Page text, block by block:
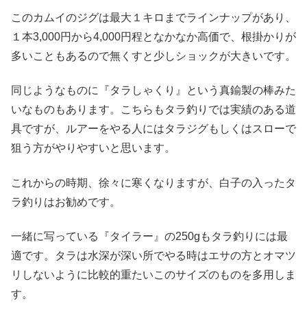
このカムイのジグは最大１キロまでラインナップがあり、
１本3,000円から4,000円程となかなか高価で、根掛かりが
多いこともあるので無くすと少しショックが大きいです。
同じようなものに『タラしゃくり』という真鍮製の棒みた
いなものもあります。こちらもタラ釣りでは実績のある道
具ですが、ルアーをやる人にはタラジグもしくはスローで
狙う方がやりやすいと思います。
これからの時期、徐々に寒くなりますが、白子の入ったタ
ラ釣りはお勧めです。
一緒に写っている『タイラー』の250gもタラ釣りには最
適です。タラは水深が深い所でやる時はエサの方とオマツ
リしないように比較的重たいこのサイズのものを多用しま
す。